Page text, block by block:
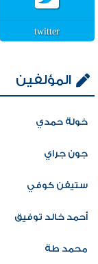
twitter
المؤلفين
خولة حمدي
جون جراي
ستيفن كوفي
أحمد خالد توفيق
محمد طة